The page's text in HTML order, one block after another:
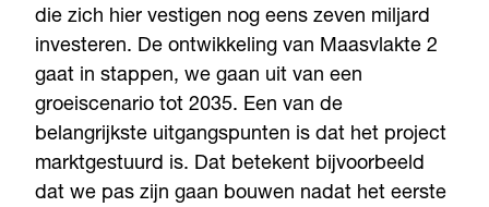
die zich hier vestigen nog eens zeven miljard
investeren. De ontwikkeling van Maasvlakte 2
gaat in stappen, we gaan uit van een
groeiscenario tot 2035. Een van de
belangrijkste uitgangspunten is dat het project
marktgestuurd is. Dat betekent bijvoorbeeld
dat we pas zijn gaan bouwen nadat het eerste